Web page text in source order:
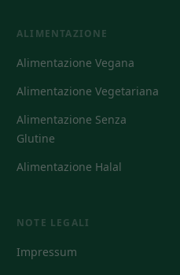
ALIMENTAZIONE
Alimentazione Vegana
Alimentazione Vegetariana
Alimentazione Senza
Glutine
Alimentazione Halal
NOTE LEGALI
Impressum